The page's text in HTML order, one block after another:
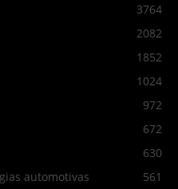
3764
2082
1852
1024
972
672
630
automotivas
561